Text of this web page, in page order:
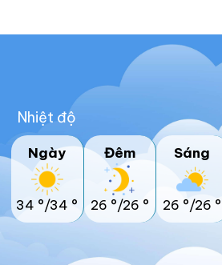
Nhiệt độ
Ngày
34 °/34 °
Đêm
26 °/26 °
Sáng
26 °/26 °